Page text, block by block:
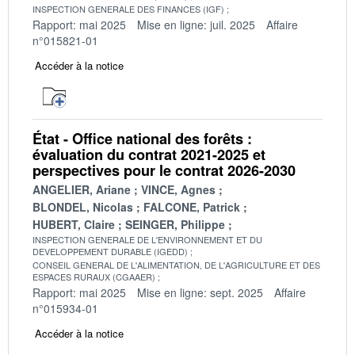
INSPECTION GENERALE DES FINANCES (IGF)
Rapport: mai 2025 Mise en ligne: juil. 2025
Affaire
n°015821-01
Accéder à la notice
État - Office national des forêts :
évaluation du contrat 2021-2025 et
perspectives pour le contrat 2026-2030
ANGELIER, Ariane
VINCE, Agnes
BLONDEL, Nicolas
FALCONE, Patrick
HUBERT, Claire
SEINGER, Philippe
INSPECTION GENERALE DE L'ENVIRONNEMENT ET DU
DEVELOPPEMENT DURABLE (IGEDD)
CONSEIL GENERAL DE L'ALIMENTATION, DE L'AGRICULTURE ET DES
ESPACES RURAUX (CGAAER)
Rapport: mai 2025 Mise en ligne: sept. 2025
Affaire
n°015934-01
Accéder à la notice